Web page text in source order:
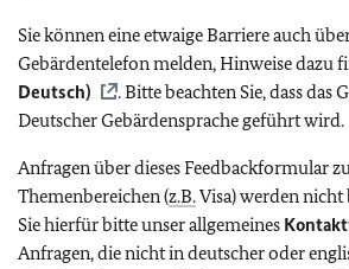
Sie können eine etwaige Barriere auch
Gebärdentelefon melden, Hinweise dazu
Deutsch)
. Bitte beachten Sie, dass das
Deutscher Gebärdensprache geführt wird.
Anfragen über dieses Feedbackformular
Themenbereichen (z.B.Visa) werden
Sie hierfür bitte unser allgemeines
Anfragen, die nicht in deutscher oder